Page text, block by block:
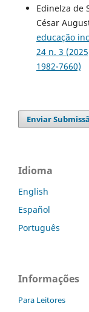
Edinelza de
César
educação
24 n. 3
1982-7660)
Enviar
Idioma
English
Español
Português
Informações
Para Leitores